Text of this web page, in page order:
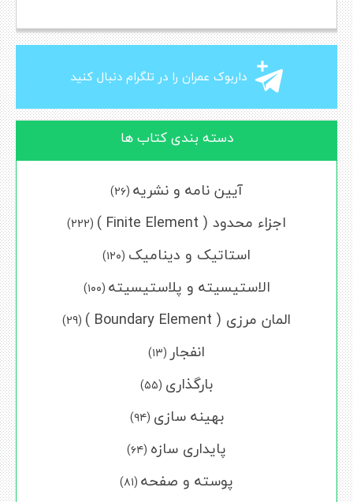
داربوک عمران را در تلگرام دنبال کنید
دسته بندی کتاب ها
آیین نامه و نشریه (۲۶)
اجزاء محدود ( Finite Element ) (222)
استاتیک و دینامیک (۱۲۰)
الاستیسیته و پلاستیسیته (۱۰۰)
المان مرزی ( Boundary Element ) (29)
انفجار (۱۳)
بارگذاری (۵۵)
بهینه سازی (۹۴)
پایداری سازه (۶۴)
پوسته و صفحه (۸۱)